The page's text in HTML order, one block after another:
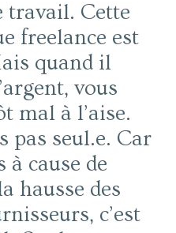
travail. Cette
freelance est
quand il
vous
mal à l’aise.
pas seul.e. Car
cause de
hausse des
c’est